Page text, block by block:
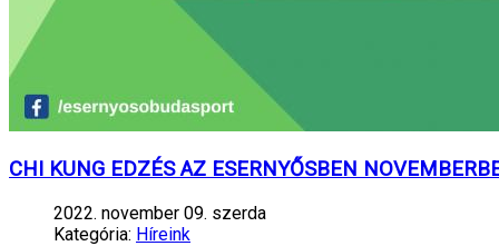
CHI KUNG EDZÉS AZ ESERNYŐSBEN
2022. november 09. szerda
Kategória: Híreink